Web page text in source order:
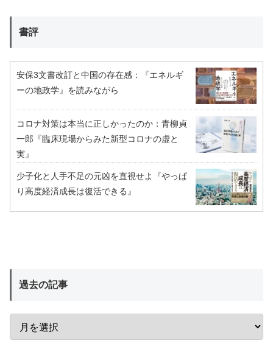
書評
安保3文書改訂と中国の存在感：『エネルギ
ーの地政学』を読みながら
コロナ対策は本当に正しかったのか：青柳貞
一郎『臨床現場からみた新型コロナの虚と
実』
少子化と人手不足の元凶を直視せよ『やっぱ
り高度経済成長は復活できる』
過去の記事